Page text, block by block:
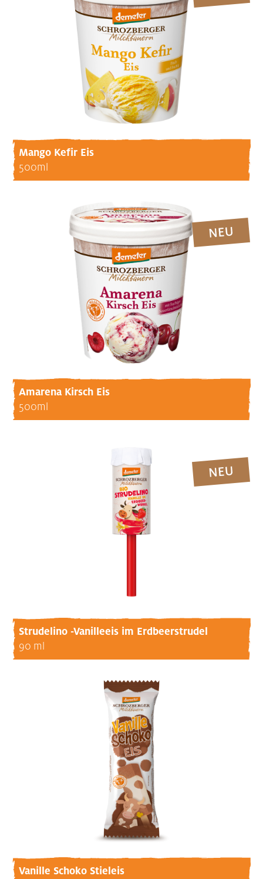
Mango Kefir Eis
500ml
Amarena Kirsch Eis
500ml
Strudelino -Vanilleeis im Erdbeerstrudel
90 ml
Vanille Schoko Stieleis